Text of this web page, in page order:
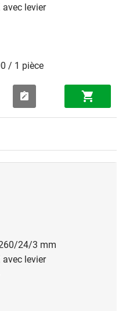
levier
/ 1 pièce
24/3 mm
levier